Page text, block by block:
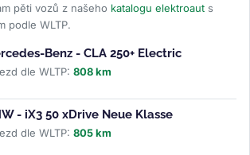
pěti vozů z našeho katalogu elektroaut s
podle WLTP.
Benz - CLA 250+ Electric
dle WLTP: 808 km
- iX3 50 xDrive Neue Klasse
dle WLTP: 805 km